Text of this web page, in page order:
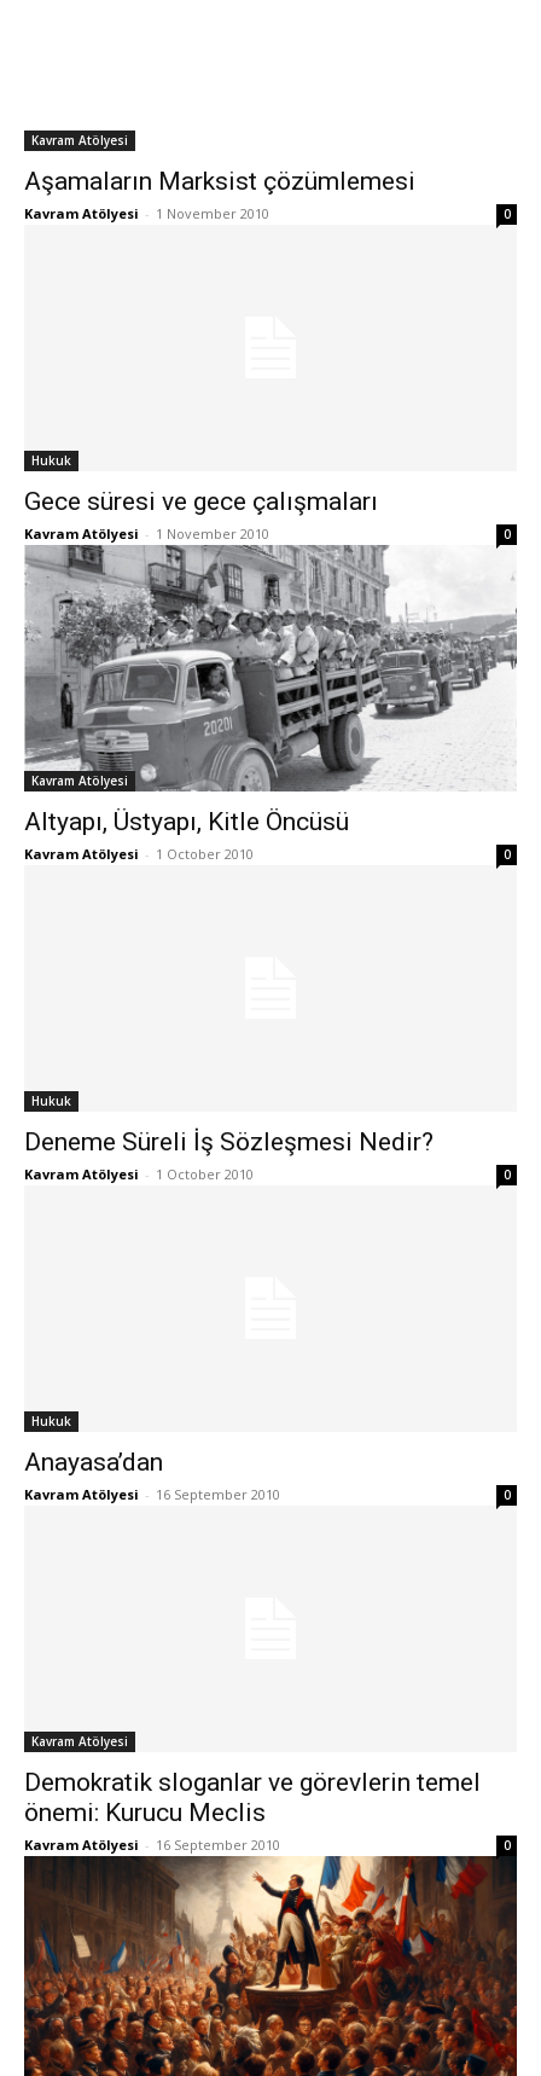
Kavram Atölyesi
Aşamaların Marksist çözümlemesi
Kavram Atölyesi - 1 November 2010 0
Hukuk
Gece süresi ve gece çalışmaları
Kavram Atölyesi - 1 November 2010 0
Kavram Atölyesi
Altyapı, Üstyapı, Kitle Öncüsü
Kavram Atölyesi - 1 October 2010 0
Hukuk
Deneme Süreli İş Sözleşmesi Nedir?
Kavram Atölyesi - 1 October 2010 0
Hukuk
Anayasa’dan
Kavram Atölyesi - 16 September 2010 0
Kavram Atölyesi
Demokratik sloganlar ve görevlerin temel
önemi: Kurucu Meclis
Kavram Atölyesi - 16 September 2010 0